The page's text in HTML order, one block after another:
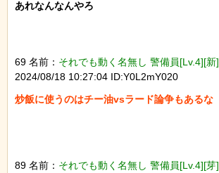
あれなんなんやろ
69 名前： それでも動く名無し 警備員[Lv.4][新]
2024/08/18 10:27:04 ID:Y0L2mY020
炒飯に使うのはチー油vsラード論争もあるな
89 名前： それでも動く名無し 警備員[Lv.4][芽]